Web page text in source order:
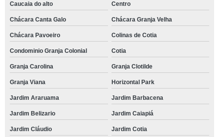
Caucaia do alto Centro
Chácara Canta Galo Chácara Granja Velha
Chácara Pavoeiro Colinas de Cotia
Condominio Granja Colonial Cotia
Granja Carolina Granja Clotilde
Granja Viana Horizontal Park
Jardim Araruama Jardim Barbacena
Jardim Belizario Jardim Caiapiá
Jardim Cláudio Jardim Cotia